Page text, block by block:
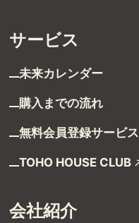
サービス
未来カレンダー
購入までの流れ
無料会員登録サービス
TOHO HOUSE CLUB
会社紹介
お客様の声一覧
採用情報
採用情報